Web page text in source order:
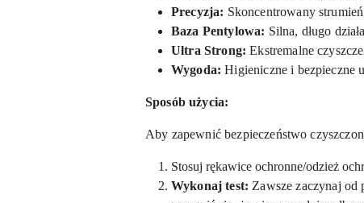
Precyzja: Skoncentrowany
Baza Pentylowa: Silna, długo
Ultra Strong: Ekstremalne
Wygoda: Higieniczne i bezpieczne
Sposób użycia:
Aby zapewnić bezpieczeństwo
Stosuj rękawice ochronne/odzież
Wykonaj test: Zawsze zaczynaj od